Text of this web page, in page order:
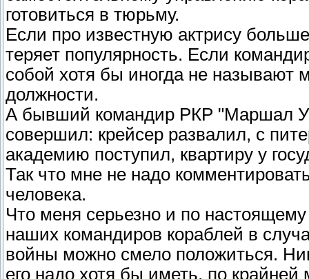
готовиться в тюрьму.
Если про известную актрису
теряет популярность. Если
собой хотя бы иногда не называют
должности.
А бывший командир РКР "Маршал
совершил: крейсер развалил, с
академию поступил, квартиру у
Так что мне не надо
человека.
Что меня серьезно и по
наших командиров кораблей в
войны можно смело положиться.
его надо хотя бы иметь, по крайней